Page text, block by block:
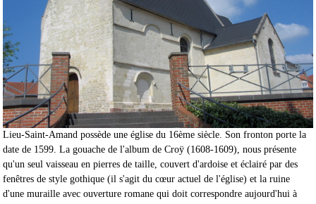
Lieu-Saint-Amand possède une église du 16ème siècle. Son fronton porte la
date de 1599. La gouache de l'album de Croÿ (1608-1609), nous présente
qu'un seul vaisseau en pierres de taille, couvert d'ardoise et éclairé par des
fenêtres de style gothique (il s'agit du cœur actuel de l'église) et la ruine
d'une muraille avec ouverture romane qui doit correspondre aujourd'hui à